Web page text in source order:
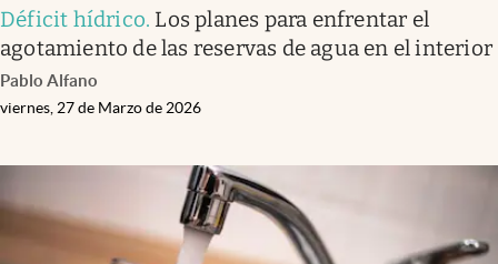
Déficit hídrico. Los planes para enfrentar el
agotamiento de las reservas de agua en el interior
Pablo Alfano
viernes, 27 de Marzo de 2026